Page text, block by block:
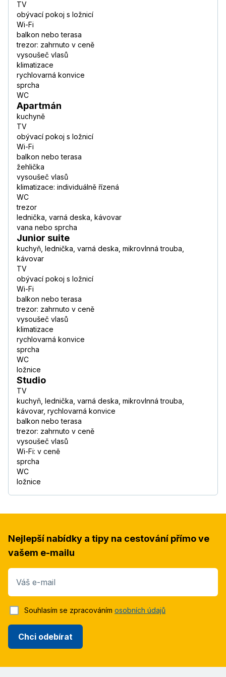
TV
obývací pokoj s ložnicí
Wi-Fi
balkon nebo terasa
trezor: zahrnuto v ceně
vysoušeč vlasů
klimatizace
rychlovarná konvice
sprcha
WC
Apartmán
kuchyně
TV
obývací pokoj s ložnicí
Wi-Fi
balkon nebo terasa
žehlička
vysoušeč vlasů
klimatizace: individuálně řízená
WC
trezor
lednička, varná deska, kávovar
vana nebo sprcha
Junior suite
kuchyň, lednička, varná deska, mikrovlnná trouba,
kávovar
TV
obývací pokoj s ložnicí
Wi-Fi
balkon nebo terasa
trezor: zahrnuto v ceně
vysoušeč vlasů
klimatizace
rychlovarná konvice
sprcha
WC
ložnice
Studio
TV
kuchyň, lednička, varná deska, mikrovlnná trouba,
kávovar, rychlovarná konvice
balkon nebo terasa
trezor: zahrnuto v ceně
vysoušeč vlasů
Wi-Fi: v ceně
sprcha
WC
ložnice
Nejlepší nabídky a tipy na cestování přímo ve
vašem e-mailu
Váš e-mail
Chci odebírat
Souhlasím se zpracováním osobních údajů